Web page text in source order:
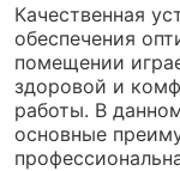
Качественная
обеспечения
помещении
здоровой и
работы. В
основные